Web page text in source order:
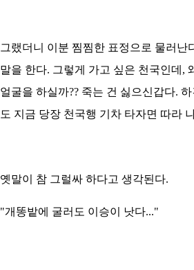
그랬더니 이분 찜찜한 표정으로 물러
말을 한다. 그렇게 가고 싶은 천국인데,
얼굴을 하실까?? 죽는 건 싫으신갑다.
도 지금 당장 천국행 기차 타자면 따라
옛말이 참 그럴싸 하다고 생각된다.
"개똥밭에 굴러도 이승이 낫다..."